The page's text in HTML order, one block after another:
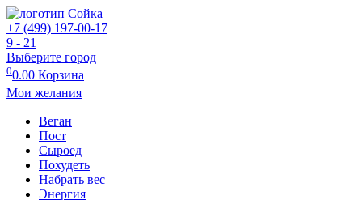
+7 (499) 197-00-17
9 - 21
Выберите город
00.00 Корзина
Мои желания
Веган
Пост
Сыроед
Похудеть
Набрать вес
Энергия